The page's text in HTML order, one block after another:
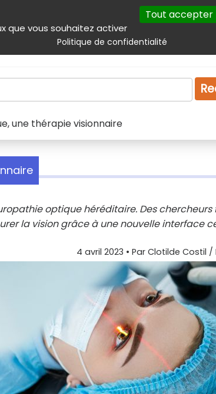
que vous souhaitez activer
Tout accepter
Politique de confidentialité
Autres services Plan
& services Emploi Droit
une thérapie visionnaire
optique héréditaire. Des
la vision grâce à une nouvelle interface
4 avril 2023 • Par Clotilde Costil /